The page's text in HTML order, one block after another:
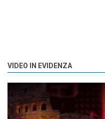
VIDEO IN EVIDENZA